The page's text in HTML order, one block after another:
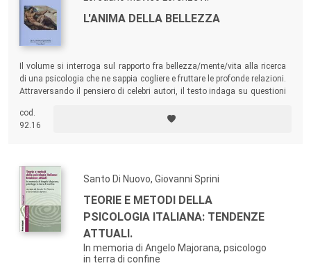
L'ANIMA DELLA BELLEZZA
Il volume si interroga sul rapporto fra bellezza/mente/vita alla ricerca
di una psicologia che ne sappia cogliere e fruttare le profonde relazioni.
Attraversando il pensiero di celebri autori, il testo indaga su questioni
sviluppo del pensiero e per prospettare possibili miglioramenti nella
qualità della vita individuale e collettiva.
cod.
92.16
Santo Di Nuovo, Giovanni Sprini
TEORIE E METODI DELLA
PSICOLOGIA ITALIANA: TENDENZE
ATTUALI.
In memoria di Angelo Majorana, psicologo
in terra di confine